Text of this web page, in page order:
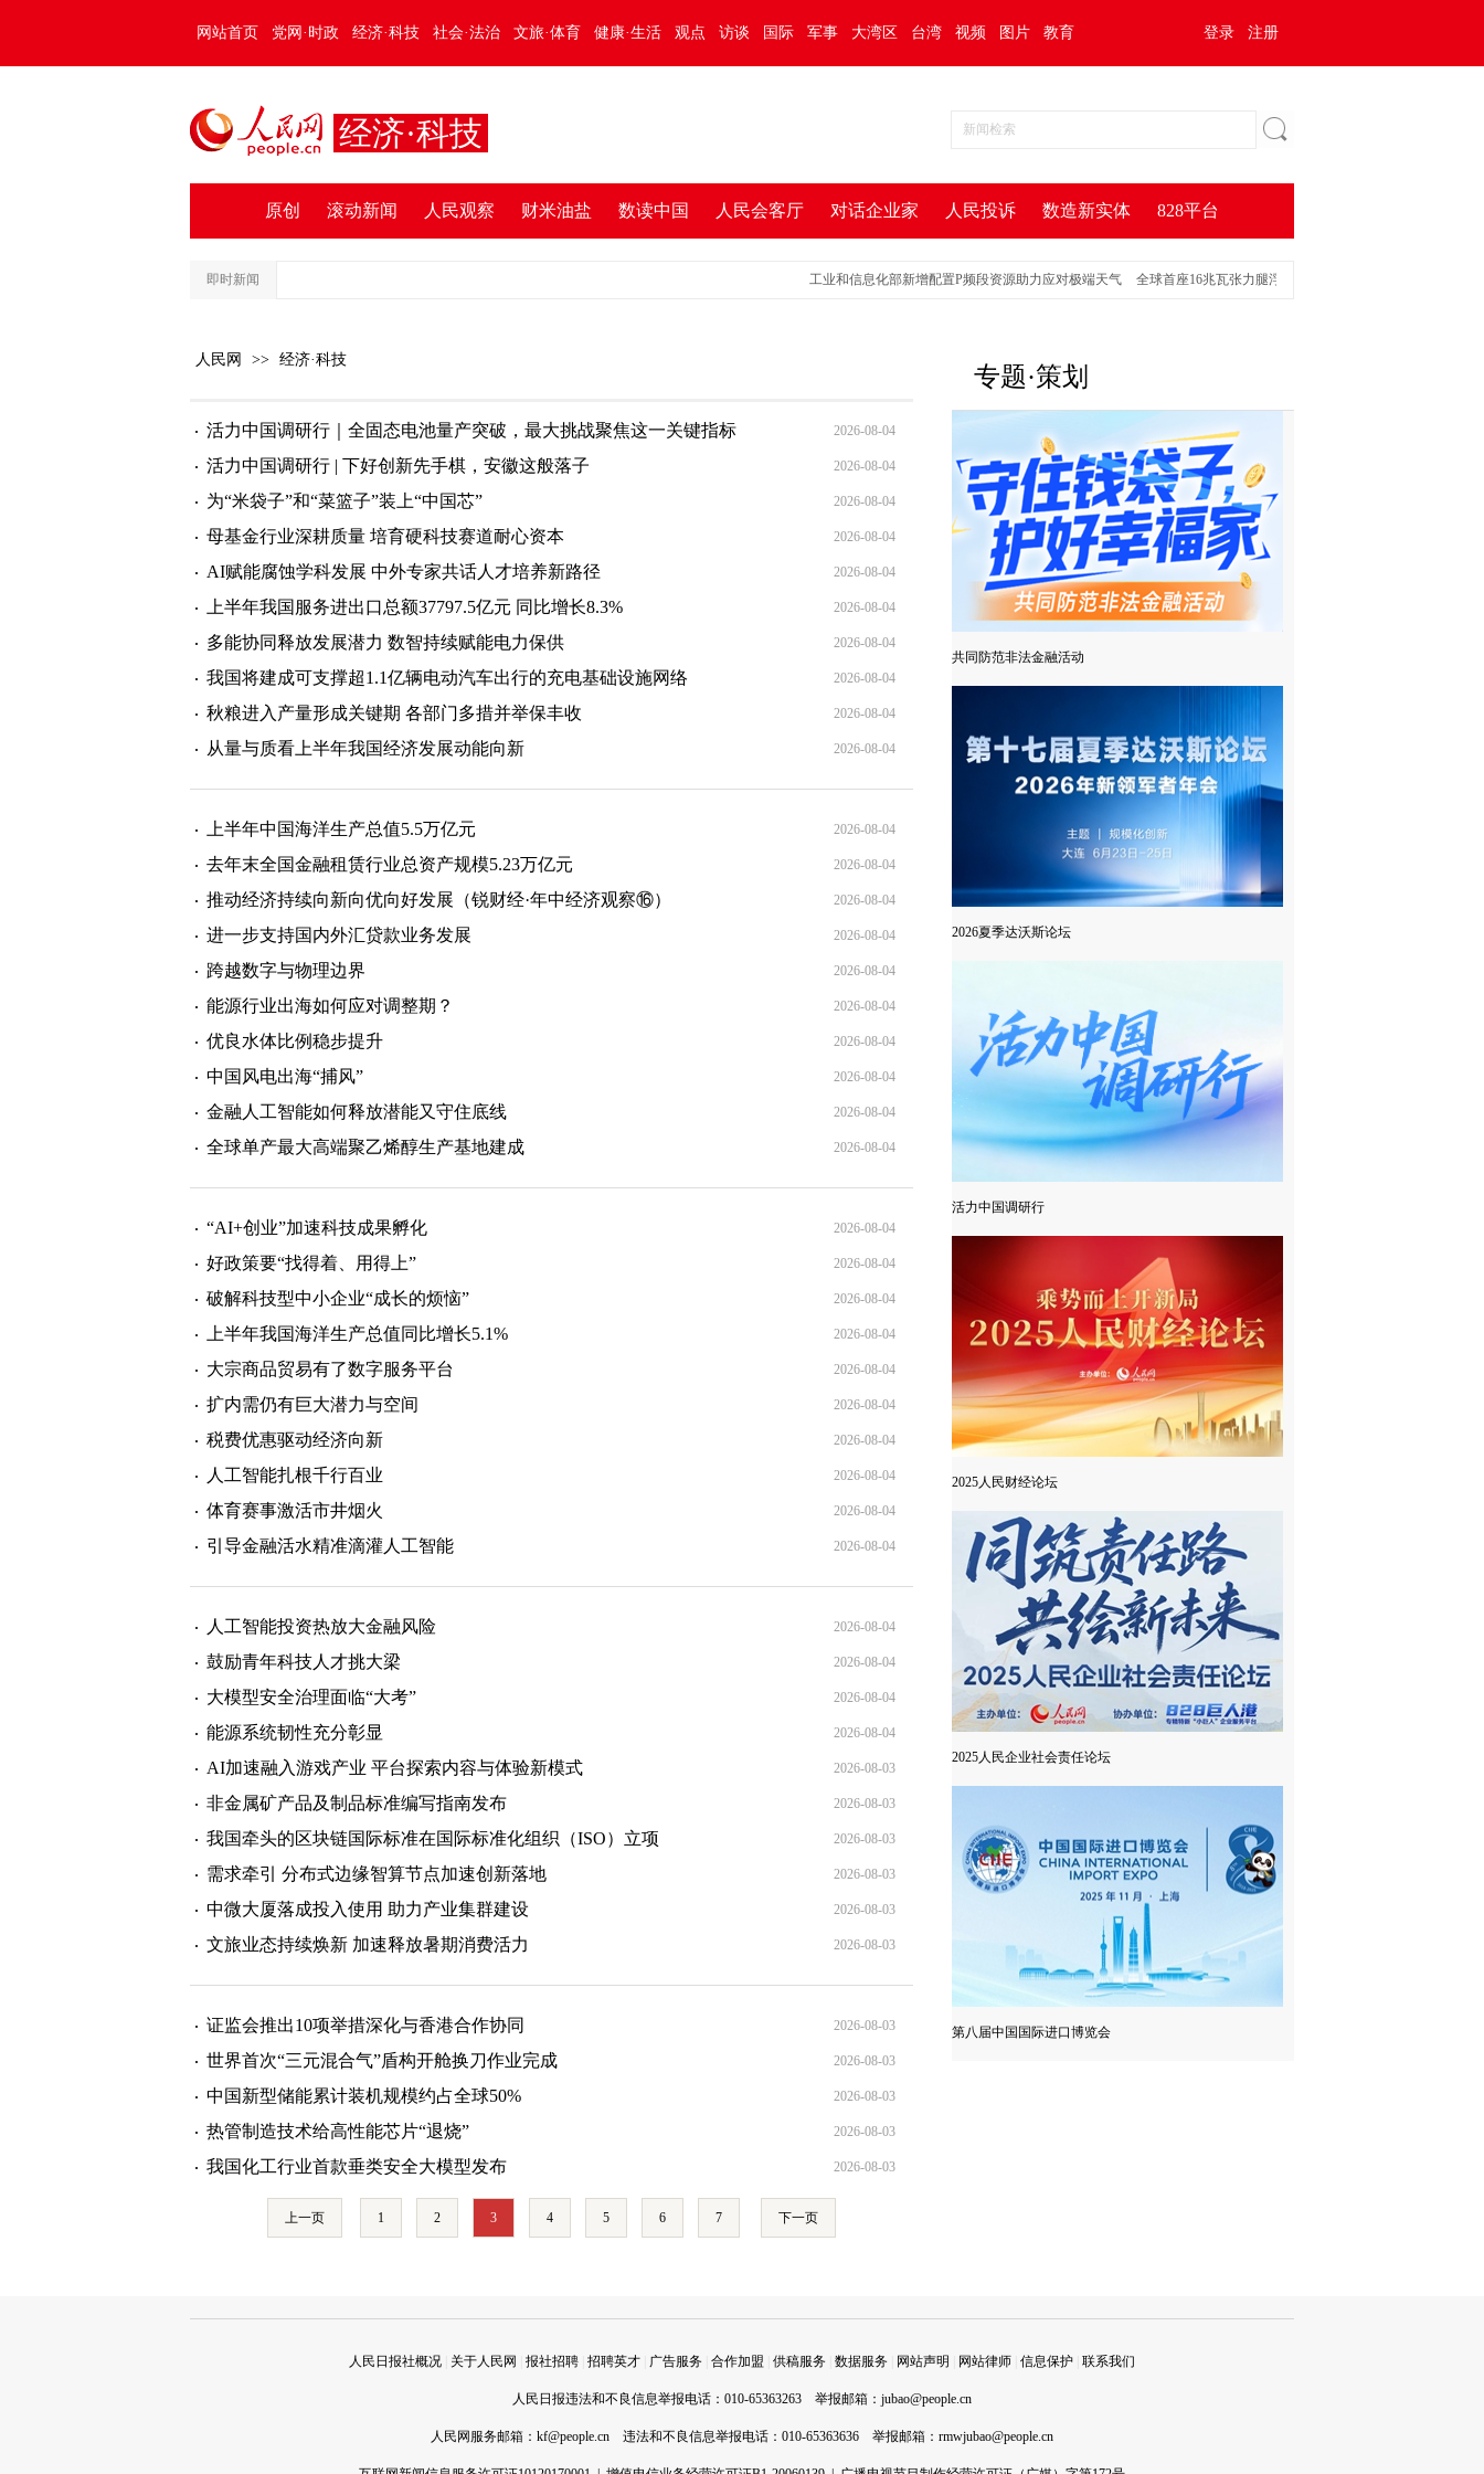
网站首页 党网·时政 经济·科技 社会·法治 文旅·体育 健康·生活 观点 访谈 国际 军事 大湾区 台湾 视频 图片 教育 登录 注册
经济·科技
原创 滚动新闻 人民观察 财米油盐 数读中国 人民会客厅 对话企业家 人民投诉 数造新实体 828平台
即时新闻 工业和信息化部新增配置P频段资源助力应对极端天气 全球首座16兆瓦张力腿浮式风电平台正式投运
人民网 >> 经济·科技
活力中国调研行｜全固态电池量产突破，最大挑战聚焦这一关键指标 2026-08-04
活力中国调研行 | 下好创新先手棋，安徽这般落子 2026-08-04
为“米袋子”和“菜篮子”装上“中国芯” 2026-08-04
母基金行业深耕质量 培育硬科技赛道耐心资本 2026-08-04
AI赋能腐蚀学科发展 中外专家共话人才培养新路径 2026-08-04
上半年我国服务进出口总额37797.5亿元 同比增长8.3% 2026-08-04
多能协同释放发展潜力 数智持续赋能电力保供 2026-08-04
我国将建成可支撑超1.1亿辆电动汽车出行的充电基础设施网络 2026-08-04
秋粮进入产量形成关键期 各部门多措并举保丰收 2026-08-04
从量与质看上半年我国经济发展动能向新 2026-08-04
上半年中国海洋生产总值5.5万亿元 2026-08-04
去年末全国金融租赁行业总资产规模5.23万亿元 2026-08-04
推动经济持续向新向优向好发展（锐财经·年中经济观察⑯） 2026-08-04
进一步支持国内外汇贷款业务发展 2026-08-04
跨越数字与物理边界 2026-08-04
能源行业出海如何应对调整期？ 2026-08-04
优良水体比例稳步提升 2026-08-04
中国风电出海“捕风” 2026-08-04
金融人工智能如何释放潜能又守住底线 2026-08-04
全球单产最大高端聚乙烯醇生产基地建成 2026-08-04
“AI+创业”加速科技成果孵化 2026-08-04
好政策要“找得着、用得上” 2026-08-04
破解科技型中小企业“成长的烦恼” 2026-08-04
上半年我国海洋生产总值同比增长5.1% 2026-08-04
大宗商品贸易有了数字服务平台 2026-08-04
扩内需仍有巨大潜力与空间 2026-08-04
税费优惠驱动经济向新 2026-08-04
人工智能扎根千行百业 2026-08-04
体育赛事激活市井烟火 2026-08-04
引导金融活水精准滴灌人工智能 2026-08-04
人工智能投资热放大金融风险 2026-08-04
鼓励青年科技人才挑大梁 2026-08-04
大模型安全治理面临“大考” 2026-08-04
能源系统韧性充分彰显 2026-08-04
AI加速融入游戏产业 平台探索内容与体验新模式 2026-08-03
非金属矿产品及制品标准编写指南发布 2026-08-03
我国牵头的区块链国际标准在国际标准化组织（ISO）立项 2026-08-03
需求牵引 分布式边缘智算节点加速创新落地 2026-08-03
中微大厦落成投入使用 助力产业集群建设 2026-08-03
文旅业态持续焕新 加速释放暑期消费活力 2026-08-03
证监会推出10项举措深化与香港合作协同 2026-08-03
世界首次“三元混合气”盾构开舱换刀作业完成 2026-08-03
中国新型储能累计装机规模约占全球50% 2026-08-03
热管制造技术给高性能芯片“退烧” 2026-08-03
我国化工行业首款垂类安全大模型发布 2026-08-03
上一页 1 2 3 4 5 6 7 下一页
专题·策划
共同防范非法金融活动
2026夏季达沃斯论坛
活力中国调研行
2025人民财经论坛
2025人民企业社会责任论坛
第八届中国国际进口博览会
人民日报社概况 关于人民网 报社招聘 招聘英才 广告服务 合作加盟 供稿服务 数据服务 网站声明 网站律师 信息保护 联系我们
人民日报违法和不良信息举报电话：010-65363263 举报邮箱： jubao@people.cn
人民网服务邮箱： kf@people.cn 违法和不良信息举报电话：010-65363636 举报邮箱： rmwjubao@people.cn